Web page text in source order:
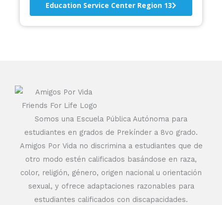
Education Service Center Region 13
Somos una Escuela Pública Autónoma para
estudiantes en grados de Prekínder a 8vo grado.
Amigos Por Vida no discrimina a estudiantes que de
otro modo estén calificados basándose en raza,
color, religión, género, origen nacional u orientación
sexual, y ofrece adaptaciones razonables para
estudiantes calificados con discapacidades.